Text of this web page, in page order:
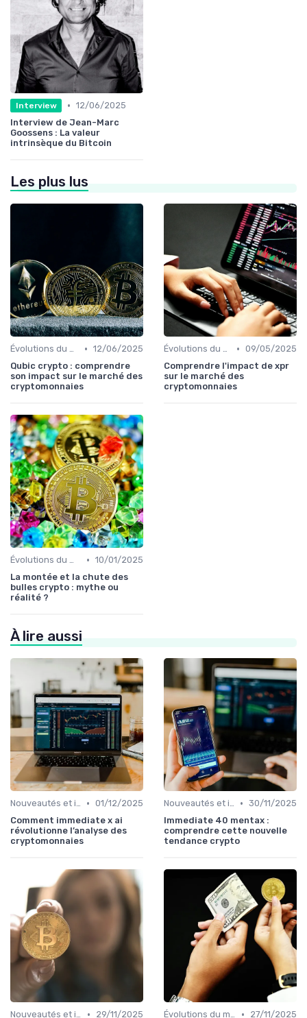
Interview • 12/06/2025
Interview de Jean-Marc
Goossens : La valeur
intrinsèque du Bitcoin
Les plus lus
Évolutions du marché des cryptos • 12/06/2025
Qubic crypto : comprendre
son impact sur le marché des
cryptomonnaies
Évolutions du marché des cryptos • 09/05/2025
Comprendre l'impact de xpr
sur le marché des
cryptomonnaies
Évolutions du marché des cryptos • 10/01/2025
La montée et la chute des
bulles crypto : mythe ou
réalité ?
À lire aussi
Nouveautés et innovations • 01/12/2025
Comment immediate x ai
révolutionne l’analyse des
cryptomonnaies
Nouveautés et innovations • 30/11/2025
Immediate 40 mentax :
comprendre cette nouvelle
tendance crypto
Nouveautés et innovations •
29/11/2025
Évolutions du marché des cryptos •
27/11/2025